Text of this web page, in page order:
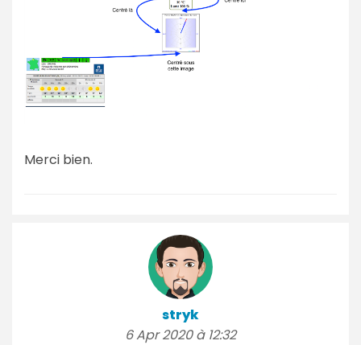
Merci bien.
stryk
6 Apr 2020 à 12:32